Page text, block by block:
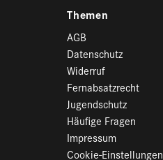
Themen
AGB
Datenschutz
Widerruf
Fernabsatzrecht
Jugendschutz
Häufige Fragen
Impressum
Cookie-Einstellungen